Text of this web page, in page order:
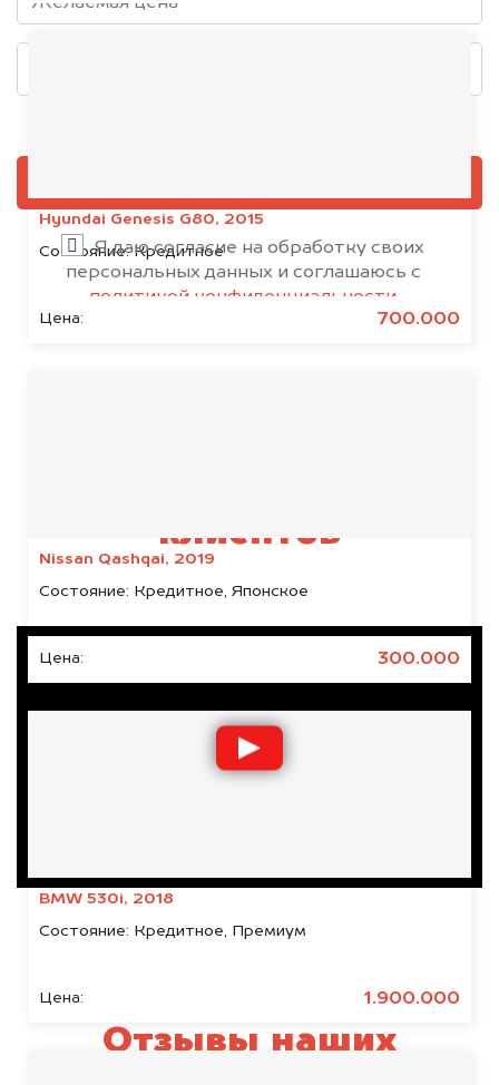
Hyundai Genesis G80, 2015
Состояние:Кредитное
Цена: 700.000
Nissan Qashqai, 2019
Состояние: Кредитное, Японское
Цена: 300.000
BMW 530i, 2018
Состояние: Кредитное, Премиум
Цена: 1.900.000
Я даю согласие на обработку своих
персональных данных и соглашаюсь с
политикой конфиденциальности
клиентов
Отзывы наших